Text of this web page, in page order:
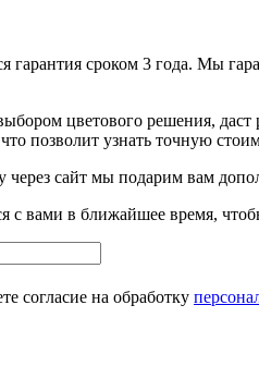
гарантия сроком 3 года. Мы
цветового решения, даст
позволит узнать точную
через сайт мы подарим вам
с вами в ближайшее время,
согласие на обработку